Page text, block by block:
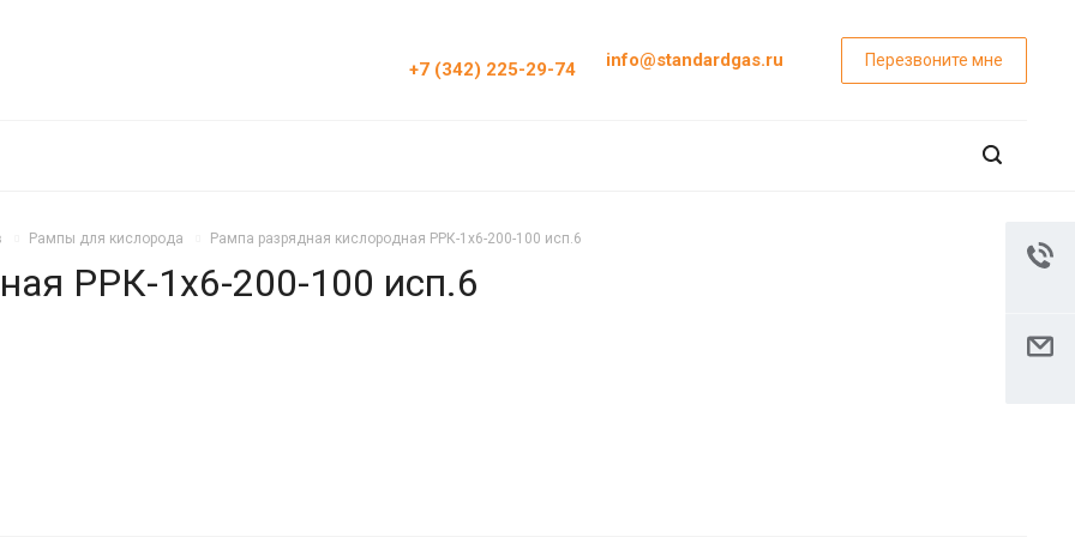
+7 (342) 225-29-74 info@standardgas.ru Перезвоните мне
Рампы для кислорода Рампа разрядная кислородная РРК-1х6-200-100 исп.6
РРК-1х6-200-100 исп.6